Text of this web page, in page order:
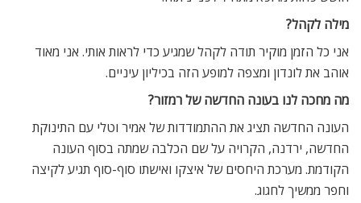
מילה לקהל?
אני כל הזמן מוקיר תודה לקהל שמגיע כדי לראות אותי. אני מאוד
אוהב את לונדון ומצפה למופע הזה בכיליון עיניים.
מה מחכה לנו בעונה החדשה של רמזור?
העונה החדשה תציג את ההתמודדות של אמיר וטלי עם התינוקת
החדשה, ירדנה, הקרויה על שם הכלבה שמתה בסוף העונה
הקודמת. מערכת היחסים של איצקו ואישתו סוף-סוף תגיע לקיצה
וחפר ממשיך לחגוג.